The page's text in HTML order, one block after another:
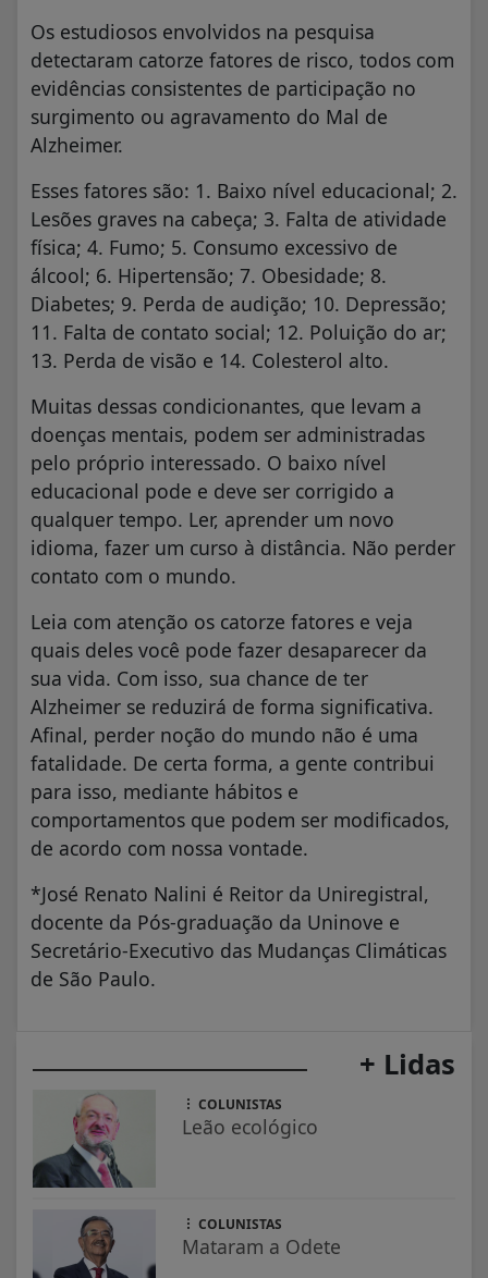
Os estudiosos envolvidos na pesquisa
detectaram catorze fatores de risco, todos com
evidências consistentes de participação no
surgimento ou agravamento do Mal de
Alzheimer.
Esses fatores são: 1. Baixo nível educacional; 2.
Lesões graves na cabeça; 3. Falta de atividade
física; 4. Fumo; 5. Consumo excessivo de
álcool; 6. Hipertensão; 7. Obesidade; 8.
Diabetes; 9. Perda de audição; 10. Depressão;
11. Falta de contato social; 12. Poluição do ar;
13. Perda de visão e 14. Colesterol alto.
Muitas dessas condicionantes, que levam a
doenças mentais, podem ser administradas
pelo próprio interessado. O baixo nível
educacional pode e deve ser corrigido a
qualquer tempo. Ler, aprender um novo
idioma, fazer um curso à distância. Não perder
contato com o mundo.
Leia com atenção os catorze fatores e veja
quais deles você pode fazer desaparecer da
sua vida. Com isso, sua chance de ter
Alzheimer se reduzirá de forma significativa.
Afinal, perder noção do mundo não é uma
fatalidade. De certa forma, a gente contribui
para isso, mediante hábitos e
comportamentos que podem ser modificados,
de acordo com nossa vontade.
*José Renato Nalini é Reitor da Uniregistral,
docente da Pós-graduação da Uninove e
Secretário-Executivo das Mudanças Climáticas
de São Paulo.
+ Lidas
COLUNISTAS
Leão ecológico
COLUNISTAS
Mataram a Odete